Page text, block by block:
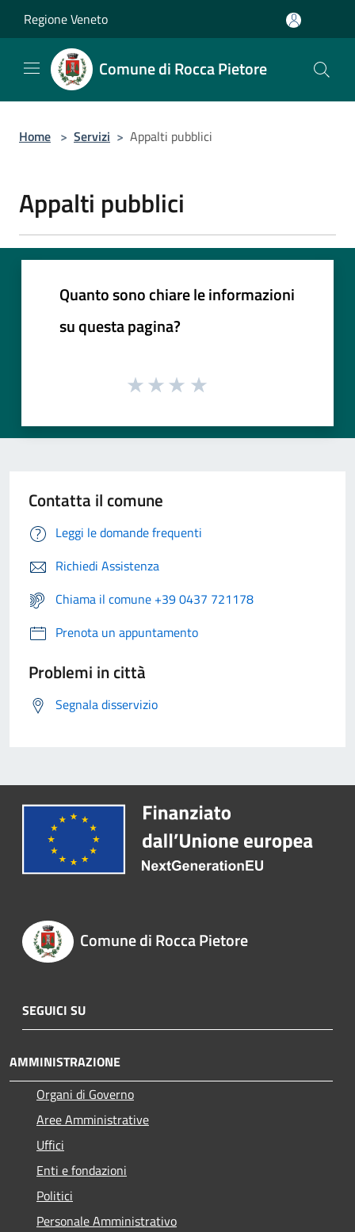
Regione Veneto
Comune di Rocca Pietore
Home > Servizi > Appalti pubblici
Appalti pubblici
Quanto sono chiare le informazioni
su questa pagina?
Contatta il comune
Leggi le domande frequenti
Richiedi Assistenza
Chiama il comune +39 0437 721178
Prenota un appuntamento
Problemi in città
Segnala disservizio
Comune di Rocca Pietore
SEGUICI SU
AMMINISTRAZIONE
Organi di Governo
Aree Amministrative
Uffici
Enti e fondazioni
Politici
Personale Amministrativo